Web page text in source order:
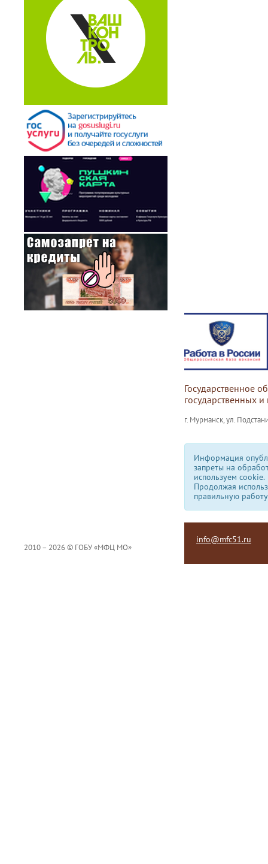
Государственное
государственных
г. Мурманск, ул.
Информация
запреты на
используем сookie.
Продолжая
правильную
2010 – 2026 © ГОБУ «МФЦ МО»
info@mfc51.ru